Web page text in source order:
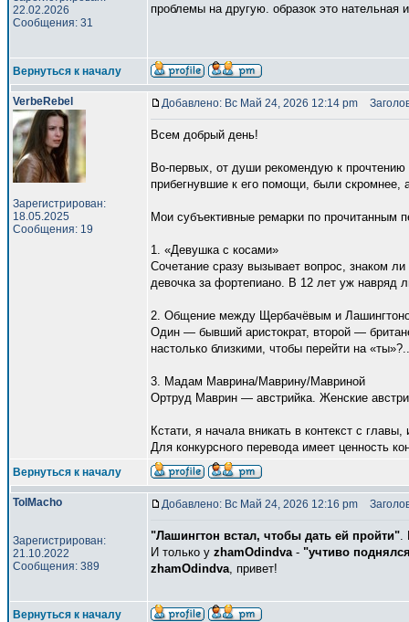
22.02.2026
Сообщения: 31
проблемы на другую. образок это нательная
Вернуться к началу
VerbeRebel
Зарегистрирован:
18.05.2025
Сообщения: 19
Добавлено: Вс Май 24, 2026 12:14 pm
Всем добрый день!
Во-первых, от души рекомендую к
прибегнувшие к его помощи, были скромнее,
Мои субъективные ремарки по прочитанным
1. «Девушка с косами»
Сочетание сразу вызывает вопрос, знаком
девочка за фортепиано. В 12 лет уж навряд
2. Общение между Щербачёвым и
Один — бывший аристократ, второй —
настолько близкими, чтобы перейти на «ты»?..
3. Мадам Маврина/Маврину/Мавриной
Ортруд Маврин — австрийка. Женские
Кстати, я начала вникать в контекст с
Для конкурсного перевода имеет ценность
Вернуться к началу
TolMacho
Зарегистрирован:
21.10.2022
Сообщения: 389
Добавлено: Вс Май 24, 2026 12:16 pm
"Лашингтон встал, чтобы дать ей пройти".
И только у zhamOdindva- "учтиво
zhamOdindva, привет!
Вернуться к началу